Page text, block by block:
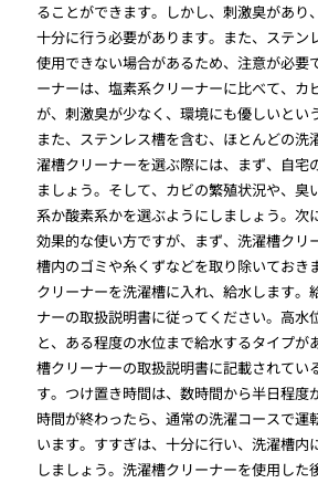
ることができます。しかし、刺激臭があり
十分に行う必要があります。また、ステン
使用できない場合があるため、注意が必要
ーナーは、塩素系クリーナーに比べて、カ
が、刺激臭が少なく、環境にも優しいとい
また、ステンレス槽を含む、ほとんどの洗
濯槽クリーナーを選ぶ際には、まず、自宅
ましょう。そして、カビの繁殖状況や、臭
系か酸素系かを選ぶようにしましょう。次
効果的な使い方ですが、まず、洗濯槽クリ
槽内のゴミや糸くずなどを取り除いておき
クリーナーを洗濯槽に入れ、給水します。
ナーの取扱説明書に従ってください。高水
と、ある程度の水位まで給水するタイプが
槽クリーナーの取扱説明書に記載されてい
す。つけ置き時間は、数時間から半日程度
時間が終わったら、通常の洗濯コースで運
います。すすぎは、十分に行い、洗濯槽内
しましょう。洗濯槽クリーナーを使用した